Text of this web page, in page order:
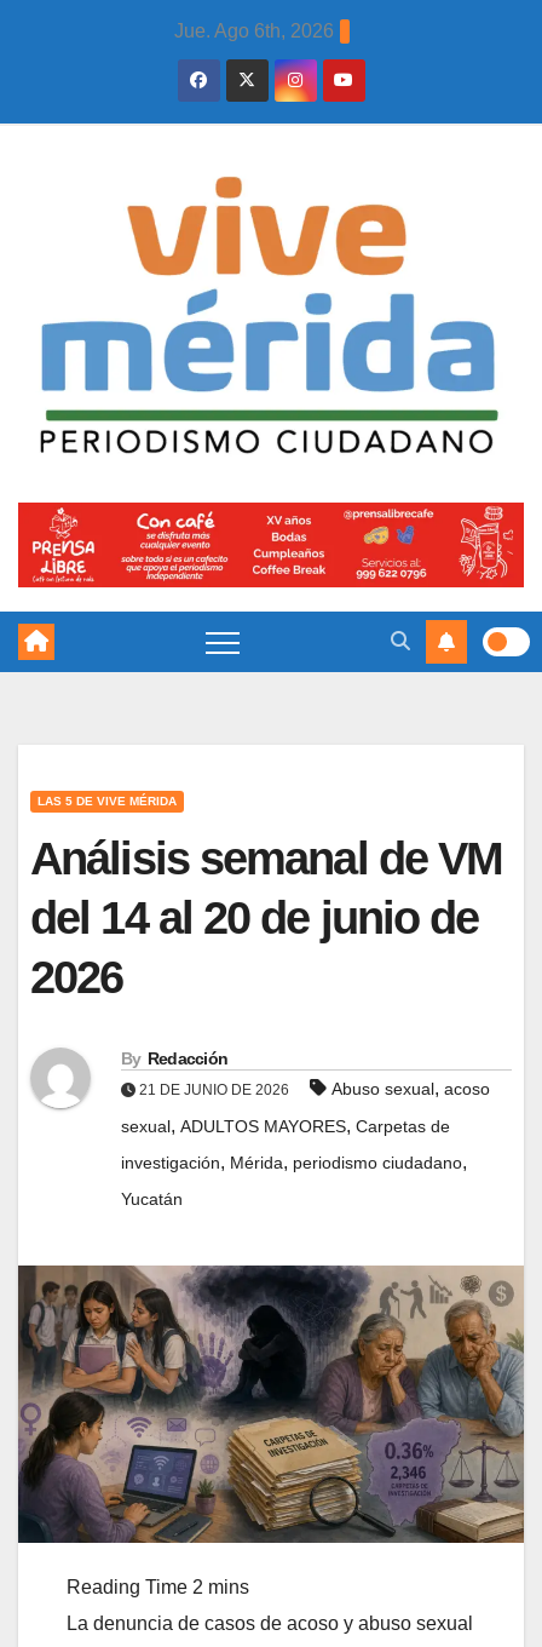
Jue. Ago 6th, 2026
LAS 5 DE VIVE MÉRIDA
Análisis semanal de VM
del 14 al 20 de junio de
2026
By Redacción
21 DE JUNIO DE 2026 Abuso sexual, acoso
sexual, ADULTOS MAYORES, Carpetas de
investigación, Mérida, periodismo ciudadano,
Yucatán
La denuncia de casos de acoso y abuso sexual